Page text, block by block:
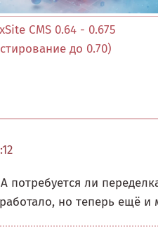
CMS 0.64 - 0.675
до 0.70)
потребуется ли
но теперь ещё